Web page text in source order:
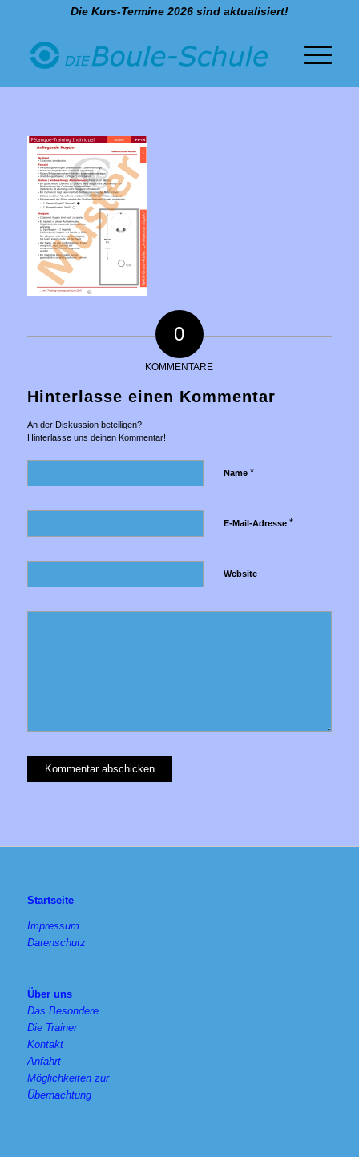
Die Kurs-Termine 2026 sind aktualisiert!
0
KOMMENTARE
Hinterlasse einen Kommentar
An der Diskussion beteiligen?
Hinterlasse uns deinen Kommentar!
Name *
E-Mail-Adresse *
Website
Startseite
Impressum
Datenschutz
Über uns
Das Besondere
Die Trainer
Kontakt
Anfahrt
Möglichkeiten zur
Übernachtung